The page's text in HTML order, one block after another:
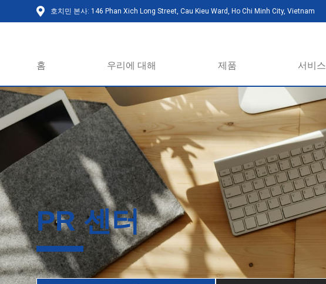
호치민 본사: 146 Phan Xich Long Street, Cau Kieu Ward, Ho Chi Minh City, Vietnam
홈 우리에 대해 제품 서비스
PR 센터